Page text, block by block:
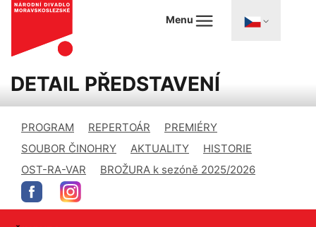
Menu
DETAIL PŘEDSTAVENÍ
PROGRAM REPERTOÁR
PREMIÉRY
SOUBOR ČINOHRY
AKTUALITY
HISTORIE
OST-RA-VAR
BROŽURA k sezóně 2025/2026